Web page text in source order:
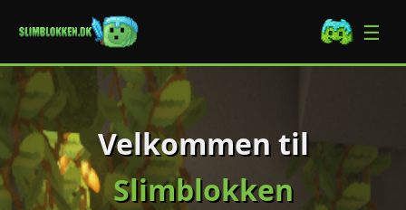
☰
Velkommen til
Slimblokken